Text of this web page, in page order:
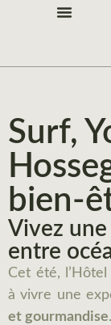
Surf,
bien-
Vivez
entre
Cet été,
à vivre une
et gourmandise.